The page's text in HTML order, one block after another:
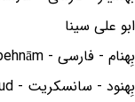
ابو علی سینا
بِهنام - فارسی - behnām - دارای نام نیک، نیک نام، خوش نام
بِهنود - سانسکریت - behnud - پسر عزیز، نام پادشاهان هند